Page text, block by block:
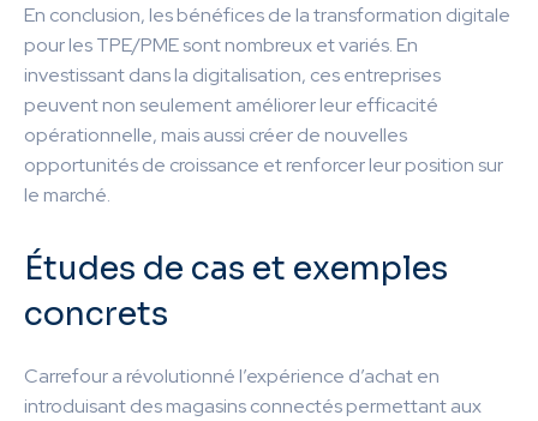
En conclusion, les bénéfices de la transformation digitale
pour les TPE/PME sont nombreux et variés. En
investissant dans la digitalisation, ces entreprises
peuvent non seulement améliorer leur efficacité
opérationnelle, mais aussi créer de nouvelles
opportunités de croissance et renforcer leur position sur
le marché.
Études de cas et exemples
concrets
Carrefour a révolutionné l’expérience d’achat en
introduisant des magasins connectés permettant aux